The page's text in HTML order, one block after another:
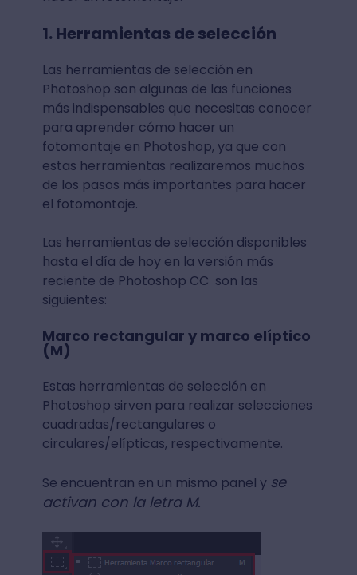
1. Herramientas de selección
Las herramientas de selección en
Photoshop son algunas de las funciones
más indispensables que necesitas conocer
para aprender cómo hacer un
fotomontaje en Photoshop, ya que con
estas herramientas realizaremos muchos
de los pasos más importantes para hacer
el fotomontaje.
Las herramientas de selección disponibles
hasta el día de hoy en la versión más
reciente de Photoshop CC son las
siguientes:
Marco rectangular y marco elíptico
(M)
Estas herramientas de selección en
Photoshop sirven para realizar selecciones
cuadradas/rectangulares o
circulares/elípticas, respectivamente.
Se encuentran en un mismo panel y se
activan con la letra M.